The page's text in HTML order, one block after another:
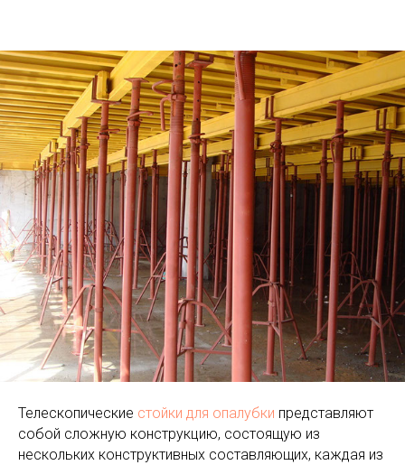
Телескопические стойки для опалубки представляют
собой сложную конструкцию, состоящую из
нескольких конструктивных составляющих, каждая из